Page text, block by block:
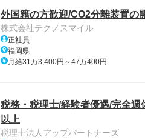
外国籍の方歓迎/CO2分離装置の
株式会社テクノスマイル
正社員
福岡県
月給31万3,400円～47万400円
税務・税理士/経験者優遇/完全週
以上
税理士法人アップパートナーズ